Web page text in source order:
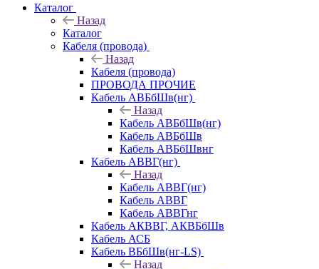
Каталог
Назад
Каталог
Кабеля (провода)
Назад
Кабеля (провода)
ПРОВОДА ПРОЧИЕ
Кабель АВБбШв(нг)
Назад
Кабель АВБбШв(нг)
Кабель АВБбШв
Кабель АВБбШвнг
Кабель АВВГ(нг)
Назад
Кабель АВВГ(нг)
Кабель АВВГ
Кабель АВВГнг
Кабель АКВВГ, АКВБбШв
Кабель АСБ
Кабель ВБбШв(нг-LS)
Назад